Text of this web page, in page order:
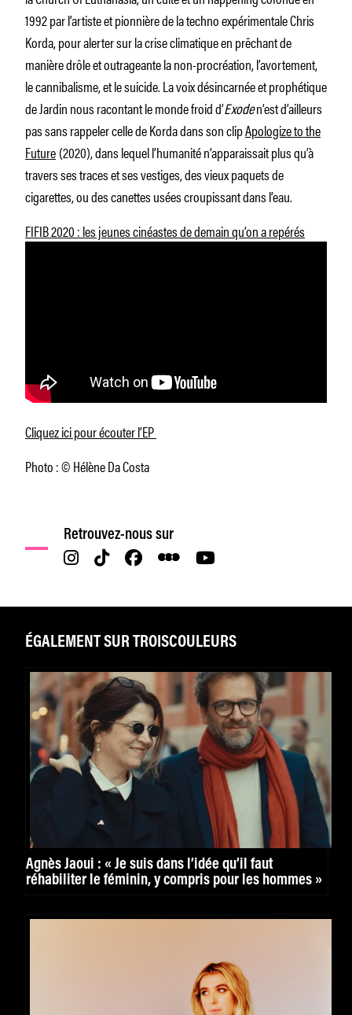
1992 par l’artiste et pionnière de la techno expérimentale Chris
Korda, pour alerter sur la crise climatique en prêchant de
manière drôle et outrageante la non-procréation, l’avortement,
le cannibalisme, et le suicide. La voix désincarnée et prophétique
de Jardin nous racontant le monde froid d’Exoden’est d’ailleurs
pas sans rappeler celle de Korda dans son clipApologize to the
Future(2020), dans lequel l’humanité n’apparaissait plus qu’à
travers ses traces et ses vestiges, des vieux paquets de
cigarettes, ou des canettes usées croupissant dans l’eau.
FIFIB 2020 : les jeunes cinéastes de demain qu’on a repérés
Cliquez ici pour écouter l’EP
Photo : © Hélène Da Costa
Retrouvez-nous sur
ÉGALEMENT SUR TROISCOULEURS
Agnès Jaoui : « Je suis dans l’idée qu’il faut
réhabiliter le féminin, y compris pour les hommes »